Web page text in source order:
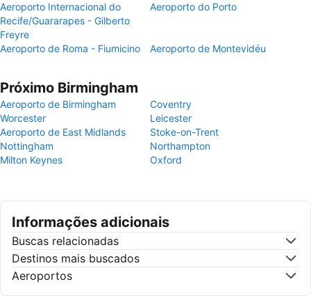
Aeroporto Internacional do
Recife/Guararapes - Gilberto
Freyre
Aeroporto do Porto
Aeroporto de Roma - Fiumicino Aeroporto de Montevidéu
Próximo Birmingham
Aeroporto de Birmingham
Coventry
Worcester
Leicester
Aeroporto de East Midlands
Stoke-on-Trent
Nottingham
Northampton
Milton Keynes
Oxford
Informações adicionais
Buscas relacionadas
Destinos mais buscados
Aeroportos